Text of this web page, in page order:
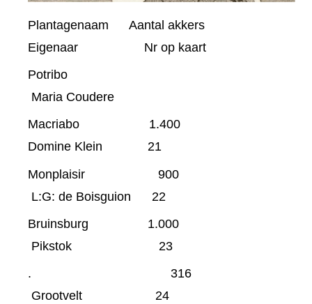
Plantagenaam Aantal akkers
Eigenaar Nr op kaart
Potribo
Maria Coudere
Macriabo 1.400
Domine Klein 21
Monplaisir 900
L:G: de Boisguion 22
Bruinsburg 1.000
Pikstok 23
. 316
Grootvelt 24